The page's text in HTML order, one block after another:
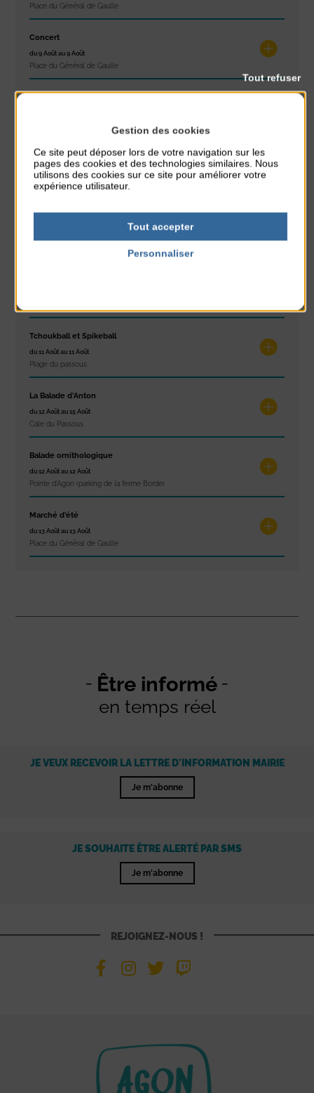
Place du Général de Gaulle
Concert
du 9 Août au 9 Août
Place du Général de Gaulle
Réveil musculaire
du 10 Août au 14 Août
Plage du passous
Tchoukball et Spikeball
du 11 Août au 11 Août
Plage du passous
La Balade d’Anton
du 12 Août au 15 Août
Cale du Passous
Balade ornithologique
du 12 Août au 12 Août
Pointe d'Agon (parking de la ferme Borde)
Marché d’été
du 13 Août au 13 Août
Place du Général de Gaulle
Être informé
en temps réel
JE VEUX RECEVOIR LA LETTRE D'INFORMATION MAIRIE
Je m'abonne
JE SOUHAITE ÊTRE ALERTÉ PAR SMS
Je m'abonne
REJOIGNEZ-NOUS !
Gestion des cookies
Ce site peut déposer lors de votre navigation sur les
pages des cookies et des technologies similaires. Nous
utilisons des cookies sur ce site pour améliorer votre
expérience utilisateur.
Tout accepter
Tout refuser
Personnaliser